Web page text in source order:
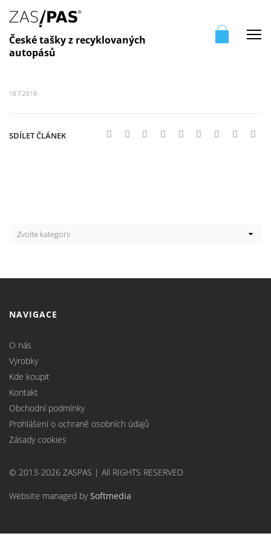
České tašky z recyklovaných
autopásů
16.7.2019
SDÍLET ČLÁNEK
NAVIGACE
O nás
Výrobky
Kde koupit
Kontakt
Obchodní podmínky
Prohlášení o ochraně osobních údajů
Zásady cookies
© 2013-2026 ZASPAS | All RIGHTS RESERVED
Website managed bySoftmedia